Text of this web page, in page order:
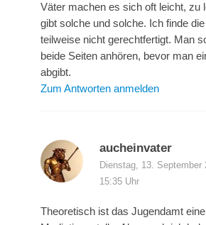
Väter machen es sich oft leicht, zu
gibt solche und solche. Ich finde
teilweise nicht gerechtfertigt. Man
beide Seiten anhören, bevor man
abgibt.
Zum Antworten anmelden
aucheinvater
Dienstag, 13. September
15:35 Uhr
Theoretisch ist das Jugendamt eine